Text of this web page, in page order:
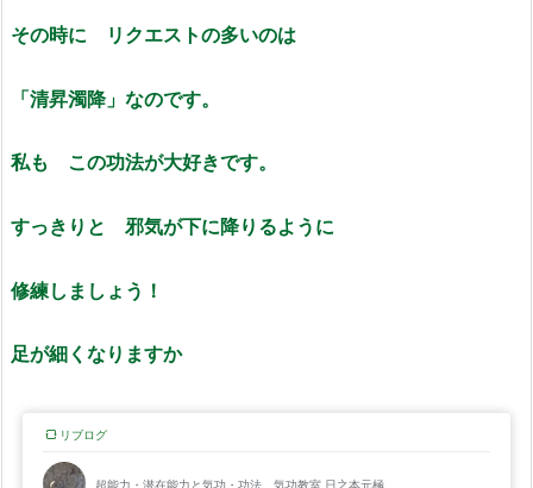
その時に リクエストの多いのは
「清昇濁降」なのです。
私も この功法が大好きです。
すっきりと 邪気が下に降りるように
修練しましょう！
足が細くなりますか